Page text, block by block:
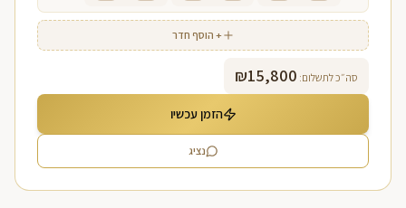
+ הוסף חדר
סה״כ לתשלום: ₪15,800
הזמן עכשיו
נציג